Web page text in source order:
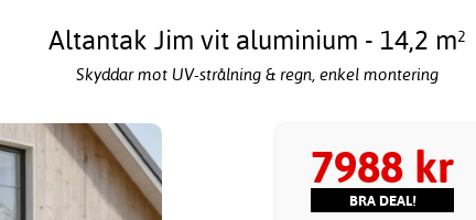
Altantak Jim vit aluminium - 14,2 m²
Skyddar mot UV-strålning & regn, enkel montering
7988 kr
BRA DEAL!